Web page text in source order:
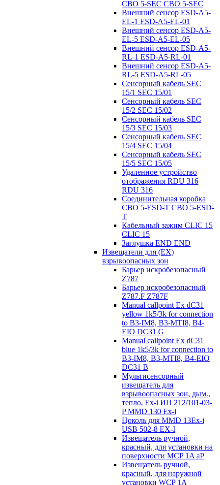
CBO 5-SEC CBO 5-SEC
Внешний сенсор ESD-A5-
EL-1 ESD-A5-EL-01
Внешний сенсор ESD-A5-
EL-5 ESD-A5-EL-05
Внешний сенсор ESD-A5-
RL-1 ESD-A5-RL-01
Внешний сенсор ESD-A5-
RL-5 ESD-A5-RL-05
Сенсорный кабель SEC
15/1 SEC 15/01
Сенсорный кабель SEC
15/2 SEC 15/02
Сенсорный кабель SEC
15/3 SEC 15/03
Сенсорный кабель SEC
15/4 SEC 15/04
Сенсорный кабель SEC
15/5 SEC 15/05
Удаленное устройство
отображения RDU 316
RDU 316
Соединительная коробка
CBO 5-ESD-T CBO 5-ESD-
T
Кабельный зажим CLIC 15
CLIC 15
Заглушка END END
Извещатели для (EX)
взрывоопасных зон
Барьер искробезопасный
Z787
Барьер искробезопасный
Z787.F Z787F
Manual callpoint Ex dC31
yellow 1k5/3k for connection
to B3-IM8, B3-MTI8, B4-
EIO DC31 G
Manual callpoint Ex dC31
blue 1k5/3k for connection to
B3-IM8, B3-MTI8, B4-EIO
DC31 B
Мультисенсорный
извещатель для
взрывоопасных зон, дым.,
тепло, Ex-i ИП 212/101-03-
P MMD 130 Ex-i
Цоколь для MMD 13Ex-i
USB 502-8 EX-I
Извещатель ручной,
красный, для установки на
поверхности MCP 1A aP
Извещатель ручной,
красный, для наружной
установки WCP 1A